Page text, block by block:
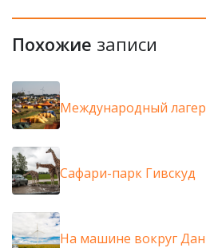
Похожие записи
Международный
Сафари-парк Гивскуд
На машине вокруг